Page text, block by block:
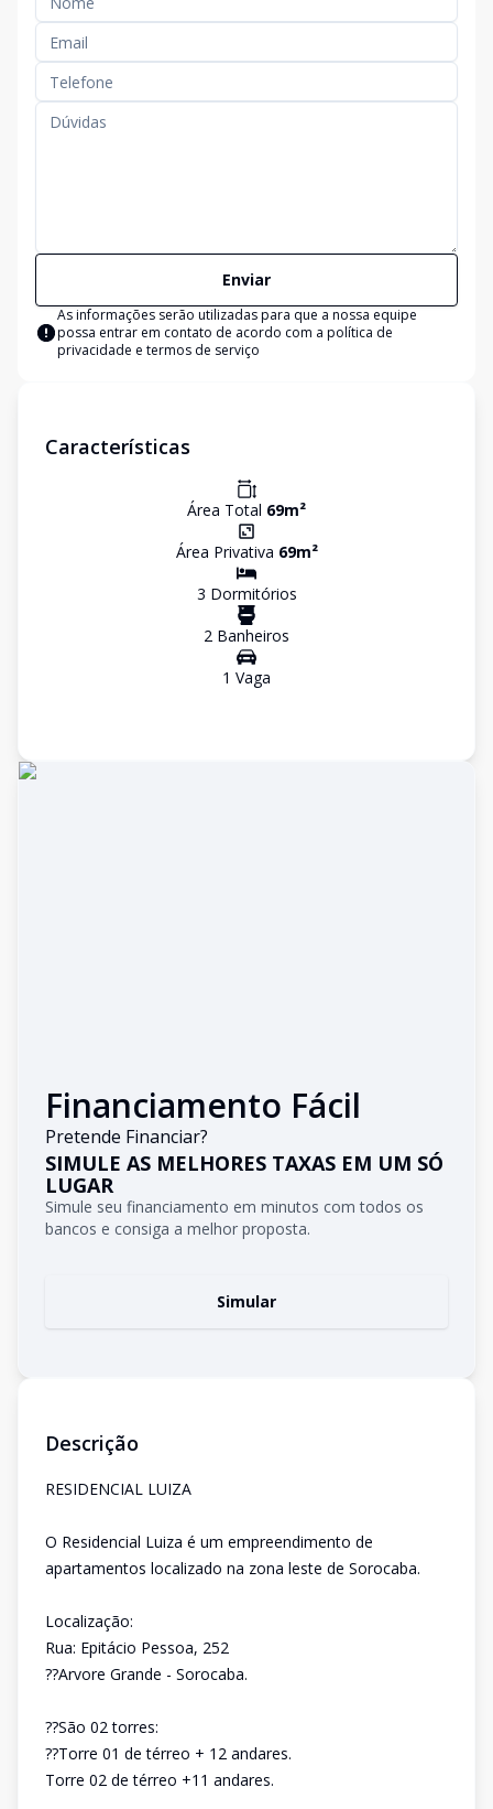
Enviar
As informações serão utilizadas para que a nossa equipe
possa entrar em contato de acordo com a política de
privacidade e termos de serviço
Características
Área Total 69m²
Área Privativa 69m²
3 Dormitórios
2 Banheiros
1 Vaga
Financiamento Fácil
Pretende Financiar?
SIMULE AS MELHORES TAXAS EM UM SÓ
LUGAR
Simule seu financiamento em minutos com todos os
bancos e consiga a melhor proposta.
Simular
Descrição
RESIDENCIAL LUIZA
O Residencial Luiza é um empreendimento de
apartamentos localizado na zona leste de Sorocaba.
Localização:
Rua: Epitácio Pessoa, 252
??Arvore Grande - Sorocaba.
??São 02 torres:
??Torre 01 de térreo + 12 andares.
Torre 02 de térreo +11 andares.